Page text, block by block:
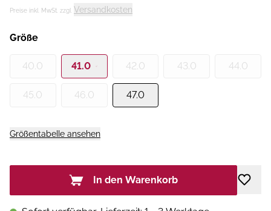
Preise inkl. MwSt. zzgl. Versandkosten
Größe
40.0 41.0 42.0 43.0 44.0
45.0 46.0 47.0
Größentabelle ansehen
In den Warenkorb